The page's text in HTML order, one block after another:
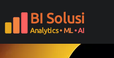
BI Solusi
Analytics• ML• AI